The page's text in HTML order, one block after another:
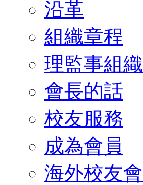
沿革
組織章程
理監事組織
會長的話
校友服務
成為會員
海外校友會